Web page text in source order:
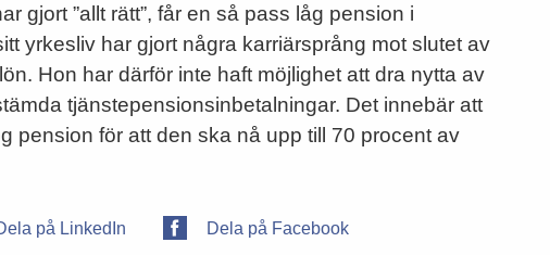
gjort ”allt rätt”, får en så pass låg pension i
yrkesliv har gjort några karriärsprång mot slutet av
Hon har därför inte haft möjlighet att dra nytta av
tjänstepensionsinbetalningar. Det innebär att
pension för att den ska nå upp till 70 procent av
på LinkedIn Dela på Facebook